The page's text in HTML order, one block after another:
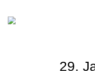
29.